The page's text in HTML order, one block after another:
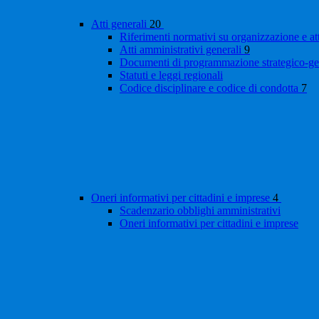
Atti generali 20
Riferimenti normativi su organizzazione e
Atti amministrativi generali 9
Documenti di programmazione strategico-
Statuti e leggi regionali
Codice disciplinare e codice di condotta 7
Oneri informativi per cittadini e imprese 4
Scadenzario obblighi amministrativi
Oneri informativi per cittadini e imprese